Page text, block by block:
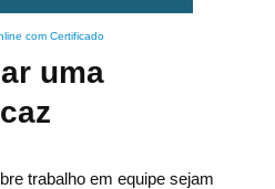
com Certificado
uma
trabalho em equipe sejam